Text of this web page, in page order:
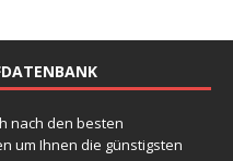
nach den besten
um Ihnen die günstigsten